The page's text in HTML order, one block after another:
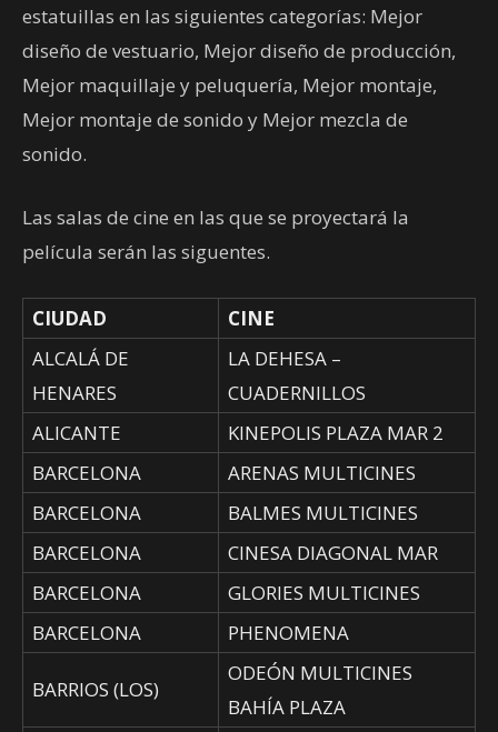
estatuillas en las siguientes categorías: Mejor
diseño de vestuario, Mejor diseño de producción,
Mejor maquillaje y peluquería, Mejor montaje,
Mejor montaje de sonido y Mejor mezcla de
sonido.
Las salas de cine en las que se proyectará la
película serán las siguentes.
CIUDAD
CINE
ALCALÁ DE
HENARES
LA DEHESA –
CUADERNILLOS
ALICANTE
KINEPOLIS PLAZA MAR 2
BARCELONA
ARENAS MULTICINES
BARCELONA
BALMES MULTICINES
BARCELONA
CINESA DIAGONAL MAR
BARCELONA
GLORIES MULTICINES
BARCELONA
PHENOMENA
BARRIOS (LOS)
ODEÓN MULTICINES
BAHÍA PLAZA